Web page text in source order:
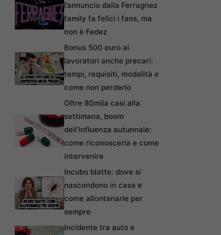
l’annuncio dalla Ferragnez
family fa felici i fans, ma
non è Fedez
Bonus 500 euro ai
lavoratori anche precari:
tempi, requisiti, modalità e
come non perderlo
Oltre 80mila casi alla
settimana, boom
dell’influenza autunnale:
come riconoscerla e come
intervenire
Incubo blatte: dove si
nascondono in casa e
come allontanarle per
sempre
Incidente tra auto e